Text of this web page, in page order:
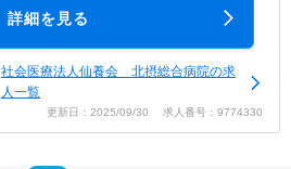
詳細を見る
社会医療法人仙養会 北摂総合病院の求
人一覧
更新日：2025/09/30 求人番号：9774330